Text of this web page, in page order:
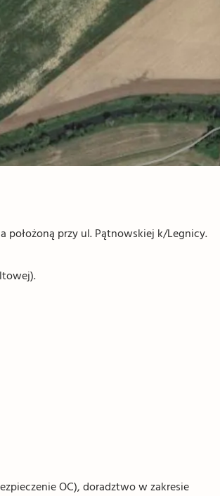
położoną przy ul. Pątnowskiej k/Legnicy.
OC), doradztwo w zakresie